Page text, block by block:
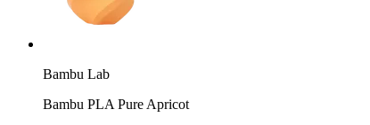
Bambu Lab
Bambu PLA Pure Apricot